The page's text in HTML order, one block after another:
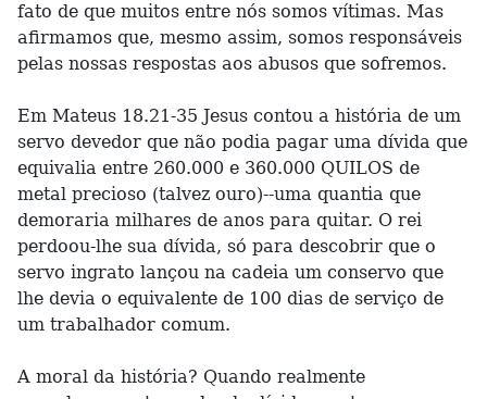
fato de que muitos entre nós somos vítimas. Mas
afirmamos que, mesmo assim, somos responsáveis
pelas nossas respostas aos abusos que sofremos.
Em Mateus 18.21-35 Jesus contou a história de um
servo devedor que não podia pagar uma dívida que
equivalia entre 260.000 e 360.000 QUILOS de
metal precioso (talvez ouro)--uma quantia que
demoraria milhares de anos para quitar. O rei
perdoou-lhe sua dívida, só para descobrir que o
servo ingrato lançou na cadeia um conservo que
lhe devia o equivalente de 100 dias de serviço de
um trabalhador comum.
A moral da história? Quando realmente